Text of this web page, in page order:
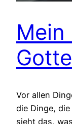
Vor allen
die Dinge,
sieht das,